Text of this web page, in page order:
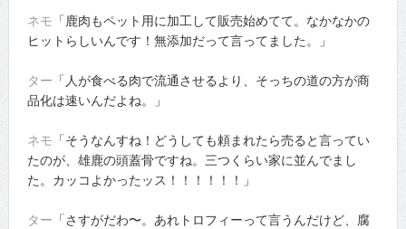
ネモ 「鹿肉もペット用に加工して販売始めてて。なかなかの
ヒットらしいんです！無添加だって言ってました。」
ター 「人が食べる肉で流通させるより、そっちの道の方が商
品化は速いんだよね。」
ネモ 「そうなんすね！どうしても頼まれたら売ると言ってい
たのが、雄鹿の頭蓋骨ですね。三つくらい家に並んでまし
た。カッコよかったッス！！！！！！」
ター 「さすがだわ〜。あれトロフィーって言うんだけど、腐